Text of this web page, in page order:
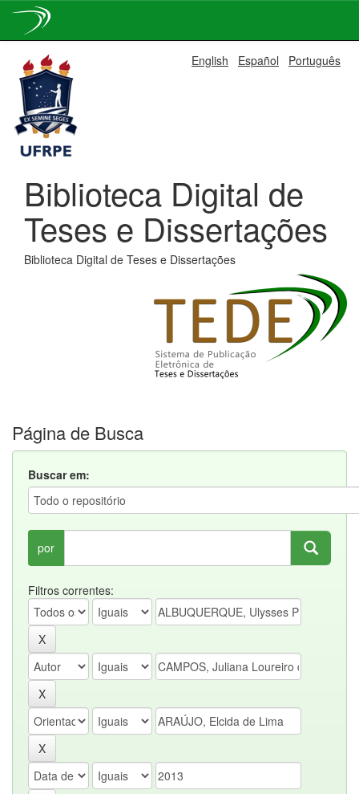
navigation
English Español Português
Biblioteca Digital de
Teses e Dissertações
Biblioteca Digital de Teses e Dissertações
Página de Busca
Buscar em:
por
Filtros correntes: